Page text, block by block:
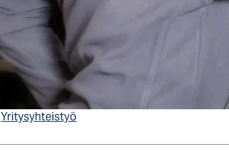
Yritysyhteistyö